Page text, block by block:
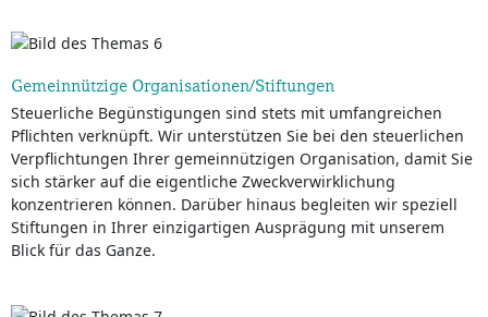
Gemeinnützige Organisationen/Stiftungen
Steuerliche Begünstigungen sind stets mit umfangreichen
Pflichten verknüpft. Wir unterstützen Sie bei den steuerlichen
Verpflichtungen Ihrer gemeinnützigen Organisation, damit Sie
sich stärker auf die eigentliche Zweckverwirklichung
konzentrieren können. Darüber hinaus begleiten wir speziell
Stiftungen in Ihrer einzigartigen Ausprägung mit unserem
Blick für das Ganze.